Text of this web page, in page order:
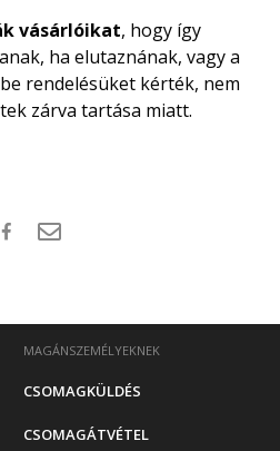
vásárlóikat, hogy így
ha elutaznának, vagy a
rendelésüket kérték, nem
zárva tartása miatt.
MAGÁNSZEMÉLYEKNEK
CSOMAGKÜLDÉS
CSOMAGÁTVÉTEL